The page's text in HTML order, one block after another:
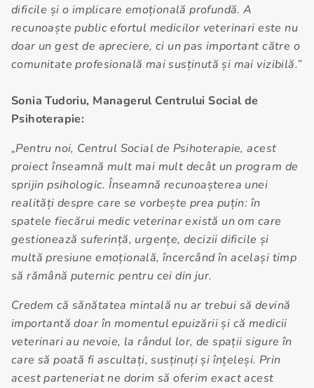
dificile și o implicare emoțională profundă. A
recunoaște public efortul medicilor veterinari este nu
doar un gest de apreciere, ci un pas important către o
comunitate profesională mai susținută și mai vizibilă.”
Sonia Tudoriu, Managerul Centrului Social de
Psihoterapie:
„Pentru noi, Centrul Social de Psihoterapie, acest
proiect înseamnă mult mai mult decât un program de
sprijin psihologic. Înseamnă recunoașterea unei
realități despre care se vorbește prea puțin: în
spatele fiecărui medic veterinar există un om care
gestionează suferință, urgențe, decizii dificile și
multă presiune emoțională, încercând în același timp
să rămână puternic pentru cei din jur.
Credem că sănătatea mintală nu ar trebui să devină
importantă doar în momentul epuizării și că medicii
veterinari au nevoie, la rândul lor, de spații sigure în
care să poată fi ascultați, susținuți și înțeleși. Prin
acest parteneriat ne dorim să oferim exact acest